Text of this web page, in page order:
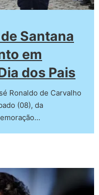
Santana
em
dos Pais
Ronaldo de Carvalho
(08), da